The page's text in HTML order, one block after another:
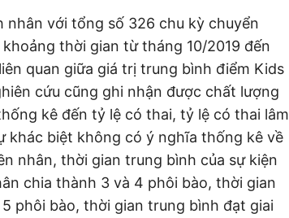
với tổng số 326 chu kỳ chuyển
thời gian từ tháng 10/2019 đến
quan giữa giá trị trung bình điểm Kids
cứu cũng ghi nhận được chất lượng
kê đến tỷ lệ có thai, tỷ lệ có thai lâm
khác biệt không có ý nghĩa thống kê về
nhân, thời gian trung bình của sự kiện
chia thành 3 và 4 phôi bào, thời gian
phôi bào, thời gian trung bình đạt giai